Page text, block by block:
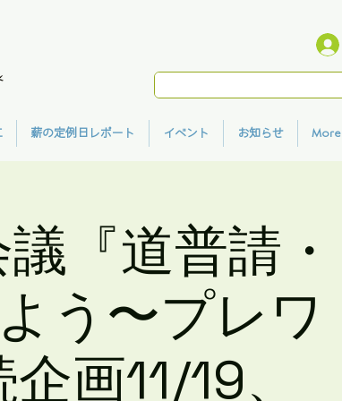
薪の定例日レポート イベント お知らせ More
『道普請・
う〜プレワ
画11/19、